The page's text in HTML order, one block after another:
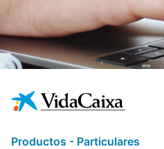
Productos - Particulares